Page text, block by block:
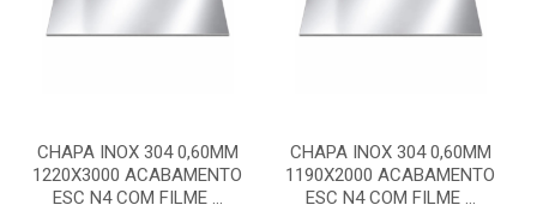
CHAPA INOX 304 0,60MM
1220X3000 ACABAMENTO
ESC N4 COM FILME ...
CHAPA INOX 304 0,60MM
1190X2000 ACABAMENTO
ESC N4 COM FILME ...